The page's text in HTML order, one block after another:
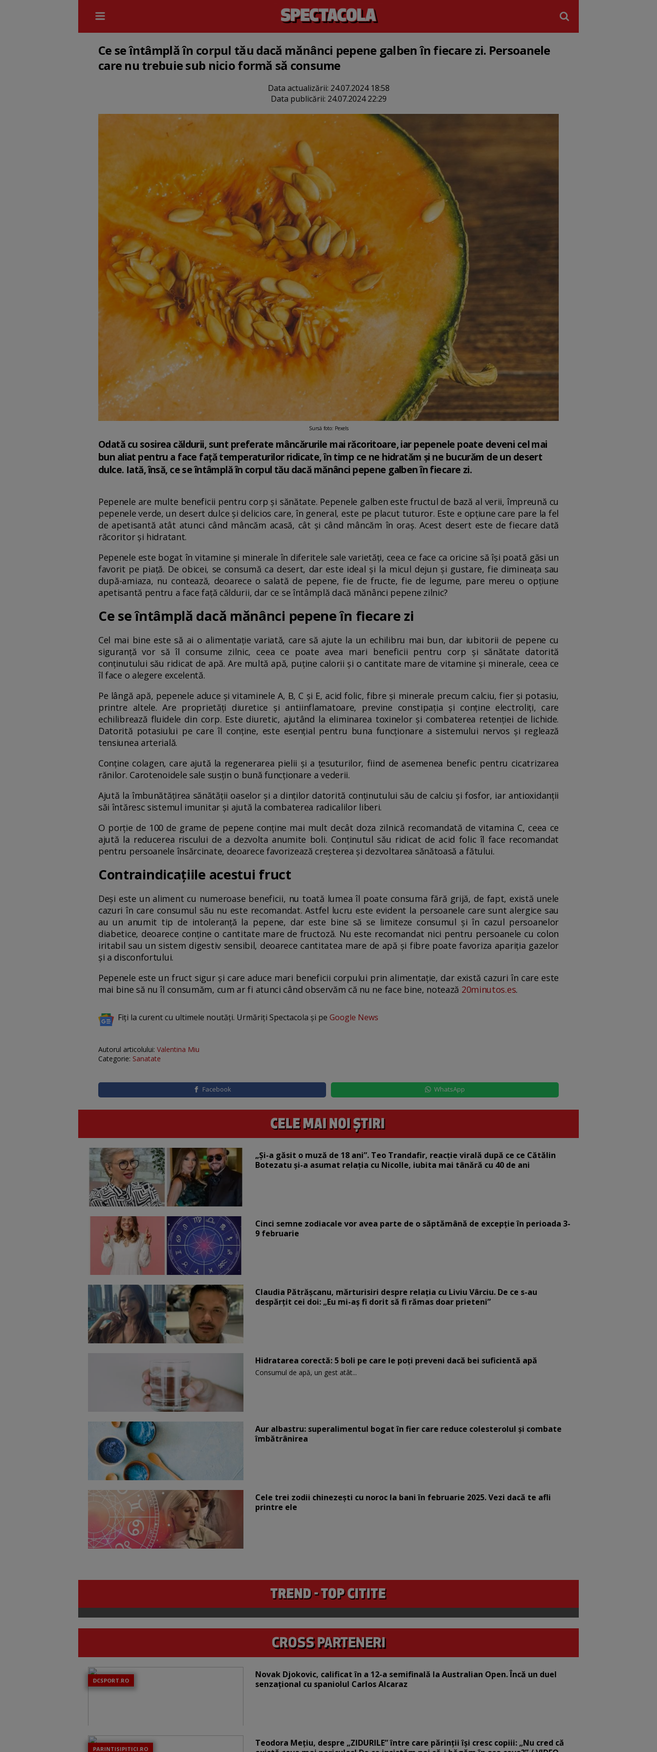
Ce se întâmplă în corpul tău dacă mănânci pepene galben în fiecare zi. Persoanele
care nu trebuie sub nicio formă să consume
Data actualizării: 24.07.2024 18:58
Data publicării: 24.07.2024 22:29
Sursă foto: Pexels
Odată cu sosirea căldurii, sunt preferate mâncărurile mai răcoritoare, iar pepenele poate deveni cel mai
bun aliat pentru a face față temperaturilor ridicate, în timp ce ne hidratăm și ne bucurăm de un desert
dulce. Iată, însă, ce se întâmplă în corpul tău dacă mănânci pepene galben în fiecare zi.
Pepenele are multe beneficii pentru corp și sănătate. Pepenele galben este fructul de bază al verii, împreună cu
pepenele verde, un desert dulce și delicios care, în general, este pe placut tuturor. Este e opțiune care pare la fel
de apetisantă atât atunci când mâncăm acasă, cât și când mâncăm în oraș. Acest desert este de fiecare dată
răcoritor și hidratant.
Pepenele este bogat în vitamine și minerale în diferitele sale varietăți, ceea ce face ca oricine să își poată găsi un
favorit pe piață. De obicei, se consumă ca desert, dar este ideal și la micul dejun și gustare, fie dimineața sau
după-amiaza, nu contează, deoarece o salată de pepene, fie de fructe, fie de legume, pare mereu o opțiune
apetisantă pentru a face față căldurii, dar ce se întâmplă dacă mănânci pepene zilnic?
Ce se întâmplă dacă mănânci pepene în fiecare zi
Cel mai bine este să ai o alimentație variată, care să ajute la un echilibru mai bun, dar iubitorii de pepene cu
siguranță vor să îl consume zilnic, ceea ce poate avea mari beneficii pentru corp și sănătate datorită
conținutului său ridicat de apă. Are multă apă, puține calorii și o cantitate mare de vitamine și minerale, ceea ce
îl face o alegere excelentă.
Pe lângă apă, pepenele aduce și vitaminele A, B, C și E, acid folic, fibre și minerale precum calciu, fier și potasiu,
printre altele. Are proprietăți diuretice și antiinflamatoare, previne constipația și conține electroliți, care
echilibrează fluidele din corp. Este diuretic, ajutând la eliminarea toxinelor și combaterea retenției de lichide.
Datorită potasiului pe care îl conține, este esențial pentru buna funcționare a sistemului nervos și reglează
tensiunea arterială.
Conține colagen, care ajută la regenerarea pielii și a țesuturilor, fiind de asemenea benefic pentru cicatrizarea
rănilor. Carotenoidele sale susțin o bună funcționare a vederii.
Ajută la îmbunătățirea sănătății oaselor și a dinților datorită conținutului său de calciu și fosfor, iar antioxidanții
săi întăresc sistemul imunitar și ajută la combaterea radicalilor liberi.
O porție de 100 de grame de pepene conține mai mult decât doza zilnică recomandată de vitamina C, ceea ce
ajută la reducerea riscului de a dezvolta anumite boli. Conținutul său ridicat de acid folic îl face recomandat
pentru persoanele însărcinate, deoarece favorizează creșterea și dezvoltarea sănătoasă a fătului.
Contraindicațiile acestui fruct
Deși este un aliment cu numeroase beneficii, nu toată lumea îl poate consuma fără grijă, de fapt, există unele
cazuri în care consumul său nu este recomandat. Astfel lucru este evident la persoanele care sunt alergice sau
au un anumit tip de intoleranță la pepene, dar este bine să se limiteze consumul și în cazul persoanelor
diabetice, deoarece conține o cantitate mare de fructoză. Nu este recomandat nici pentru persoanele cu colon
iritabil sau un sistem digestiv sensibil, deoarece cantitatea mare de apă și fibre poate favoriza apariția gazelor
și a disconfortului.
Pepenele este un fruct sigur și care aduce mari beneficii corpului prin alimentație, dar există cazuri în care este
mai bine să nu îl consumăm, cum ar fi atunci când observăm că nu ne face bine, notează 20minutos.es.
Fiți la curent cu ultimele noutăți. Urmăriți Spectacola și pe Google News
Autorul articolului: Valentina Miu
Categorie: Sanatate
Facebook WhatsApp
„Și-a găsit o muză de 18 ani”. Teo Trandafir, reacție virală după ce ce Cătălin
Botezatu și-a asumat relația cu Nicolle, iubita mai tânără cu 40 de ani
Cinci semne zodiacale vor avea parte de o săptămână de excepție în perioada 3-
9 februarie
Claudia Pătrășcanu, mărturisiri despre relația cu Liviu Vârciu. De ce s-au
despărțit cei doi: „Eu mi-aș fi dorit să fi rămas doar prieteni”
Hidratarea corectă: 5 boli pe care le poți preveni dacă bei suficientă apă
Consumul de apă, un gest atât...
Aur albastru: superalimentul bogat în fier care reduce colesterolul și combate
îmbătrânirea
Cele trei zodii chinezești cu noroc la bani în februarie 2025. Vezi dacă te afli
printre ele
DCSPORT.RO
Novak Djokovic, calificat în a 12-a semifinală la Australian Open. Încă un duel
senzațional cu spaniolul Carlos Alcaraz
PARINTISIPITICI.RO
Teodora Mețiu, despre „ZIDURILE” între care părinții își cresc copiii: „Nu cred că